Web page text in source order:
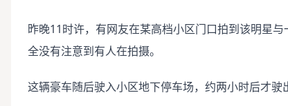
昨晚11时许，有网友在某高档小区门口拍到该明星
全没有注意到有人在拍摄。
这辆豪车随后驶入小区地下停车场，约两小时后才